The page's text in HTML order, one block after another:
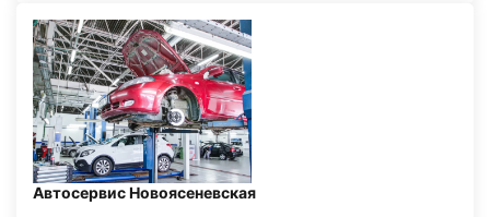
Автосервис Новоясеневская